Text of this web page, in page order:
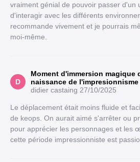
vraiment génial de pouvoir passer d'un
d'interagir avec les différents
recommande vivement et je pourrais
moi-même.
D
Moment d'immersion magique
naissance de l'impresionnisme
didier castaing 27/10/2025
Le déplacement était moins fluide et
de keops. On aurait aimé s'arrêter ou
pour apprécier les personnages et les
cette période impressionniste est